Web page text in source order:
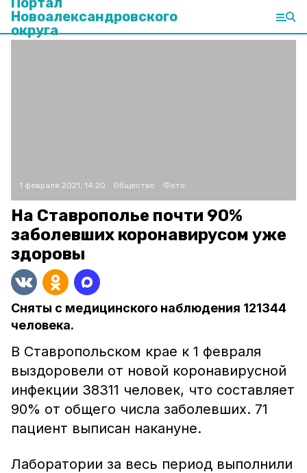
Новоалександровского
округа
1 февраля 2021, 14:20 Общество Фото:
На Ставрополье почти 90%
заболевших коронавирусом уже
здоровы
Сняты с медицинского наблюдения 121344
человека.
В Ставропольском крае к 1 февраля
выздоровели от новой коронавирусной
инфекции 38311 человек, что составляет
90% от общего числа заболевших. 71
пациент выписан накануне.
Лаборатории за весь период выполнили